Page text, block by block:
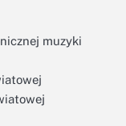
muzyki